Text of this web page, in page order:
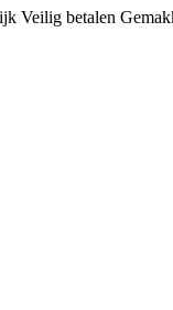
Veilig betalen